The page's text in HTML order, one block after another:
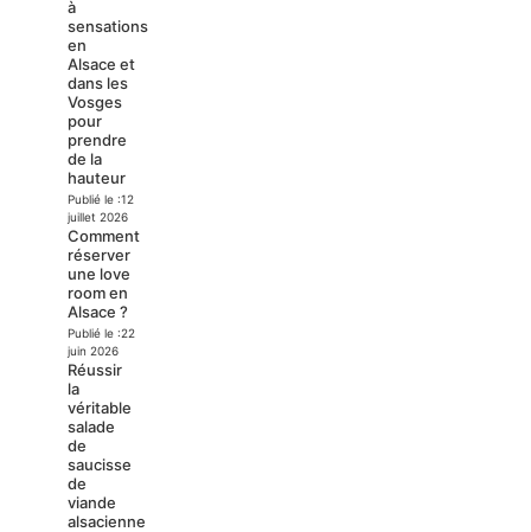
à
sensations
en
Alsace et
dans les
Vosges
pour
prendre
de la
hauteur
Publié le :12
juillet 2026
Comment
réserver
une love
room en
Alsace ?
Publié le :22
juin 2026
Réussir
la
véritable
salade
de
saucisse
de
viande
alsacienne